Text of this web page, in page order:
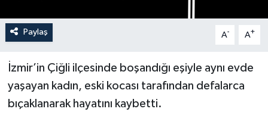
Paylaş A- A+
İzmir’in Çiğli ilçesinde boşandığı eşiyle aynı evde
yaşayan kadın, eski kocası tarafından defalarca
bıçaklanarak hayatını kaybetti.